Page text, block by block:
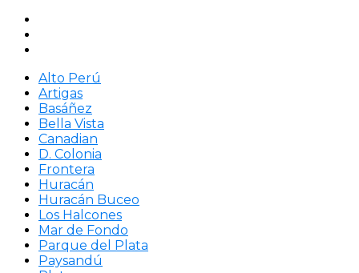
Alto Perú
Artigas
Basáñez
Bella Vista
Canadian
D. Colonia
Frontera
Huracán
Huracán Buceo
Los Halcones
Mar de Fondo
Parque del Plata
Paysandú